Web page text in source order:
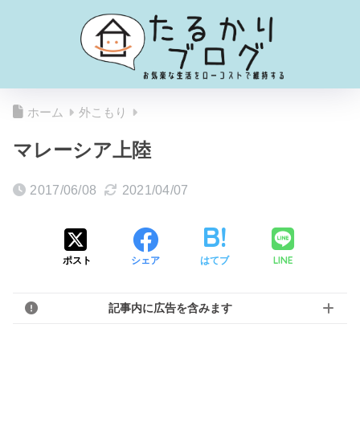
ホーム 外こもり
マレーシア上陸
2017/06/08 2021/04/07
ポスト シェア はてブ LINE
記事内に広告を含みます